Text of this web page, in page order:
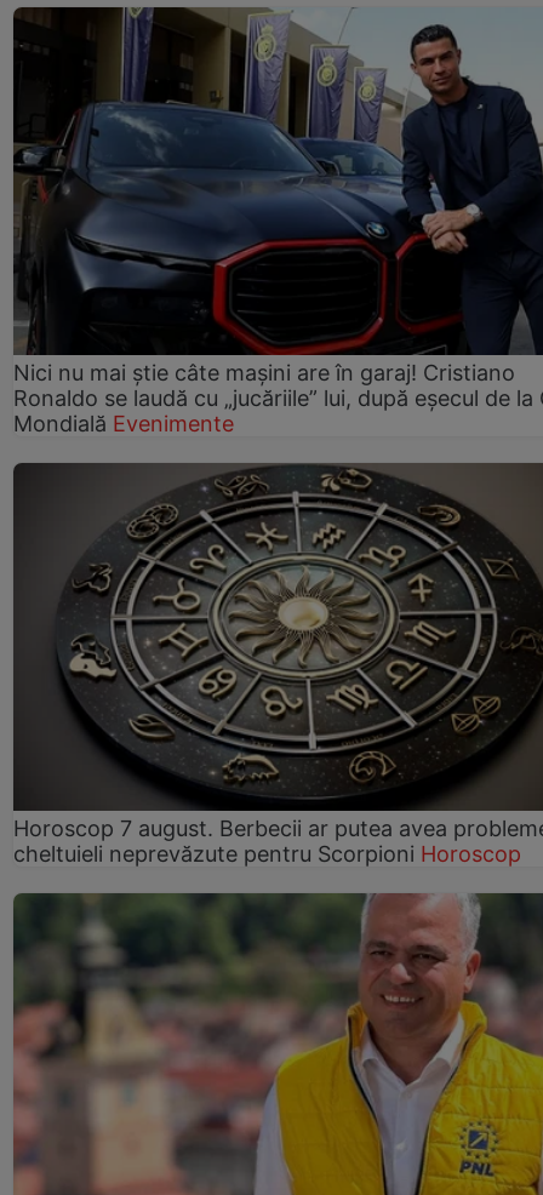
Nici nu mai știe câte mașini are în garaj! Cristiano
Ronaldo se laudă cu „jucăriile” lui, după eșecul de la
Mondială Evenimente
Horoscop 7 august. Berbecii ar putea avea
cheltuieli neprevăzute pentru Scorpioni Horoscop